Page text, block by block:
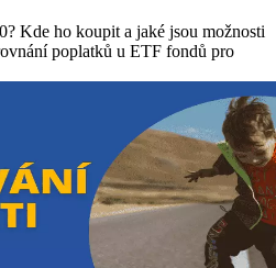
Kde ho koupit a jaké jsou možnosti
poplatků u ETF fondů pro